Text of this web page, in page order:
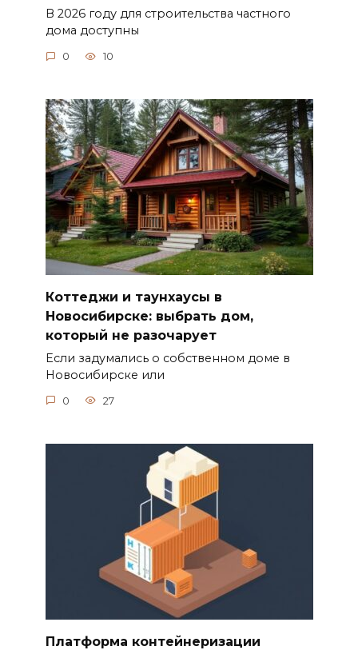
В 2026 году для строительства частного
дома доступны
0 10
Коттеджи и таунхаусы в
Новосибирске: выбрать дом,
который не разочарует
Если задумались о собственном доме в
Новосибирске или
0 27
Платформа контейнеризации